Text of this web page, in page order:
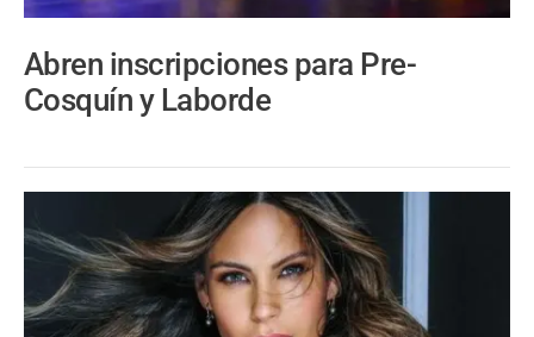
Abren inscripciones para Pre-
Cosquín y Laborde